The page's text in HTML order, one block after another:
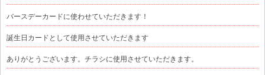
バースデーカードに使わせていただきます！
誕生日カードとして使用させていただきます
ありがとうございます。チラシに使用させていただきます。